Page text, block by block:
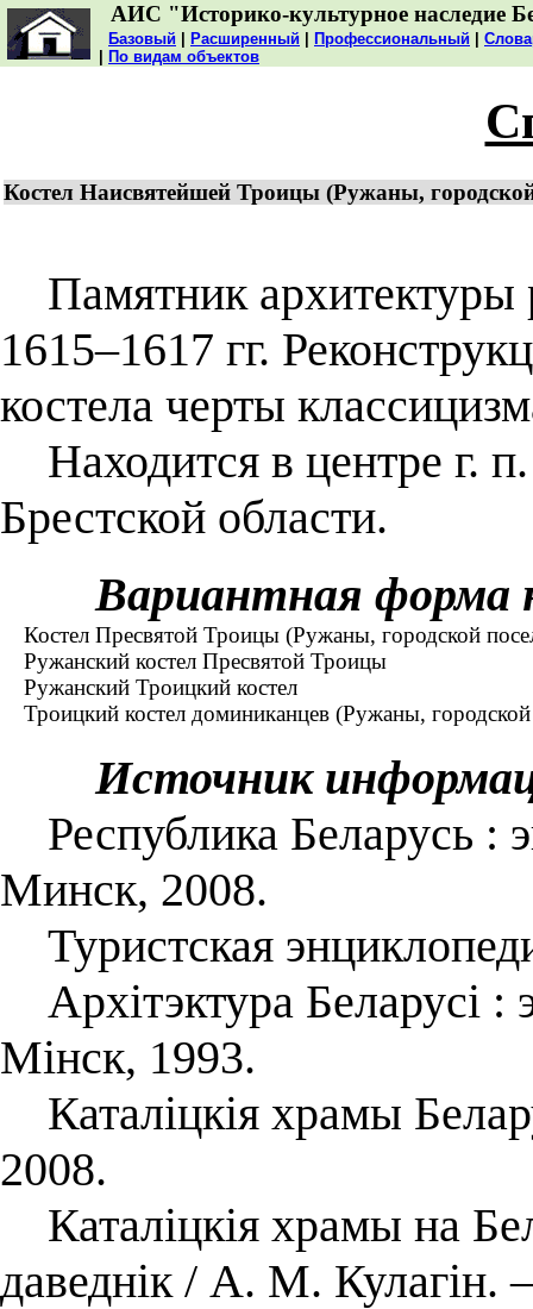
АИС "Историко-культурное наследие
Базовый Расширенный Профессиональный
По видам объектов
Костел Наисвятейшей Троицы (Ружаны,
Памятник архитектуры
1615–1617 гг.
костела черты
Находится в центре г.
Брестской области.
Вариантная форма
Костел Пресвятой Троицы (Ружаны, городской
Ружанский костел Пресвятой Троицы
Ружанский Троицкий костел
Троицкий костел доминиканцев (Ружаны,
Источник
Республика Беларусь :
Минск, 2008.
Туристская
Архітэктура Беларусі
Мінск, 1993.
Каталіцкія храмы
2008.
Каталіцкія храмы на
даведнік / А. М.